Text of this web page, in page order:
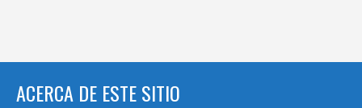
ACERCA DE ESTE SITIO